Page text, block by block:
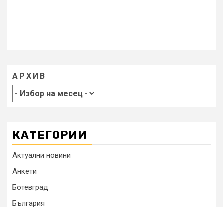
АРХИВ
КАТЕГОРИИ
Актуални новини
Анкети
Ботевград
България